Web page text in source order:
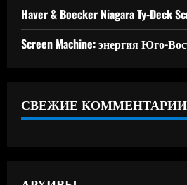
Haver & Boecker Niagara Ty-Deck
Screen Machine: энергия Юго-
СВЕЖИЕ КОММЕНТАРИИ